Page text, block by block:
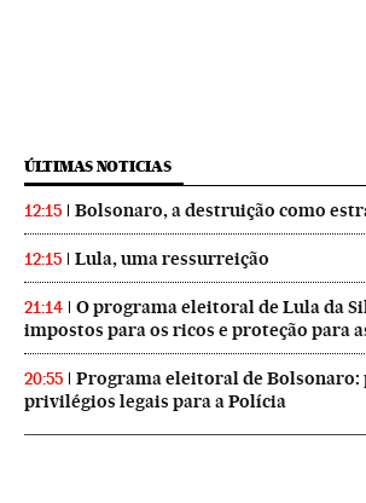
ÚLTIMAS NOTICIAS
12:15 Bolsonaro, a destruição como
12:15 Lula, uma ressurreição
21:14
O programa eleitoral de Lula da
impostos para os ricos e proteção para
20:55
Programa eleitoral de Bolsonaro:
privilégios legais para a Polícia